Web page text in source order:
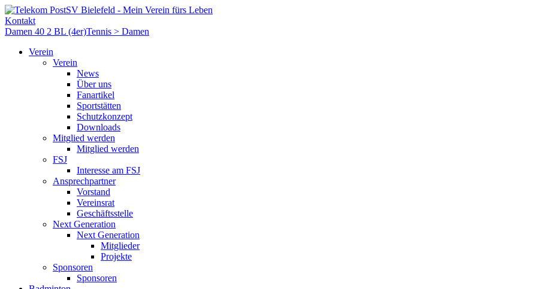
Kontakt
Damen 40 2 BL (4er)Tennis > Damen
Verein
Verein
News
Über uns
Fanartikel
Sportstätten
Schutzkonzept
Downloads
Mitglied werden
Mitglied werden
FSJ
Interesse am FSJ
Ansprechpartner
Vorstand
Vereinsrat
Geschäftsstelle
Next Generation
Next Generation
Mitglieder
Projekte
Sponsoren
Sponsoren